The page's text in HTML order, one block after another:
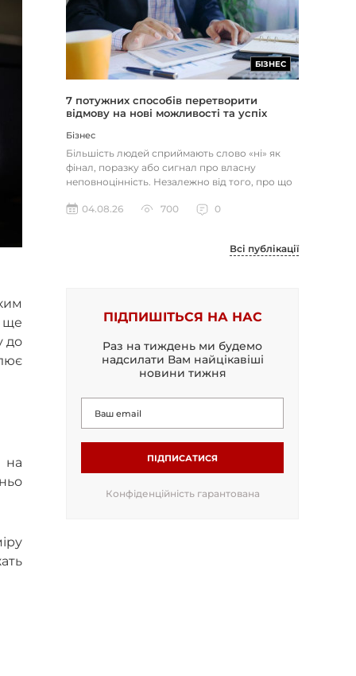
ще
до
на
БІЗНЕС
7 потужних способів перетворити
відмову на нові можливості та успіх
Бізнес
Більшість людей сприймають слово «ні» як
фінал, поразку або сигнал про власну
неповноцінність. Незалежно від того, про що
04.08.26
700 0
Всі публікації
ПІДПИШІТЬСЯ НА НАС
Раз на тиждень ми будемо
надсилати Вам найцікавіші
новини тижня
ПІДПИСАТИСЯ
Конфіденційність гарантована